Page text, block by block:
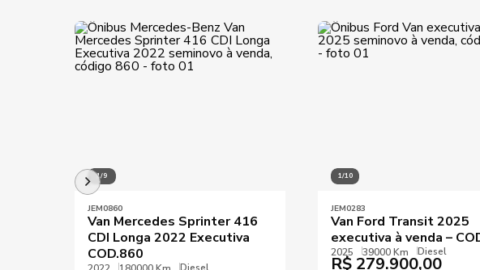
1/9
JEM0860
Van Mercedes Sprinter 416
CDI Longa 2022 Executiva
COD.860
Diesel
1/10
JEM0283
Van Ford Transit 2025
executiva à venda –
2025 39000 Km Diesel
R$ 279.900,00